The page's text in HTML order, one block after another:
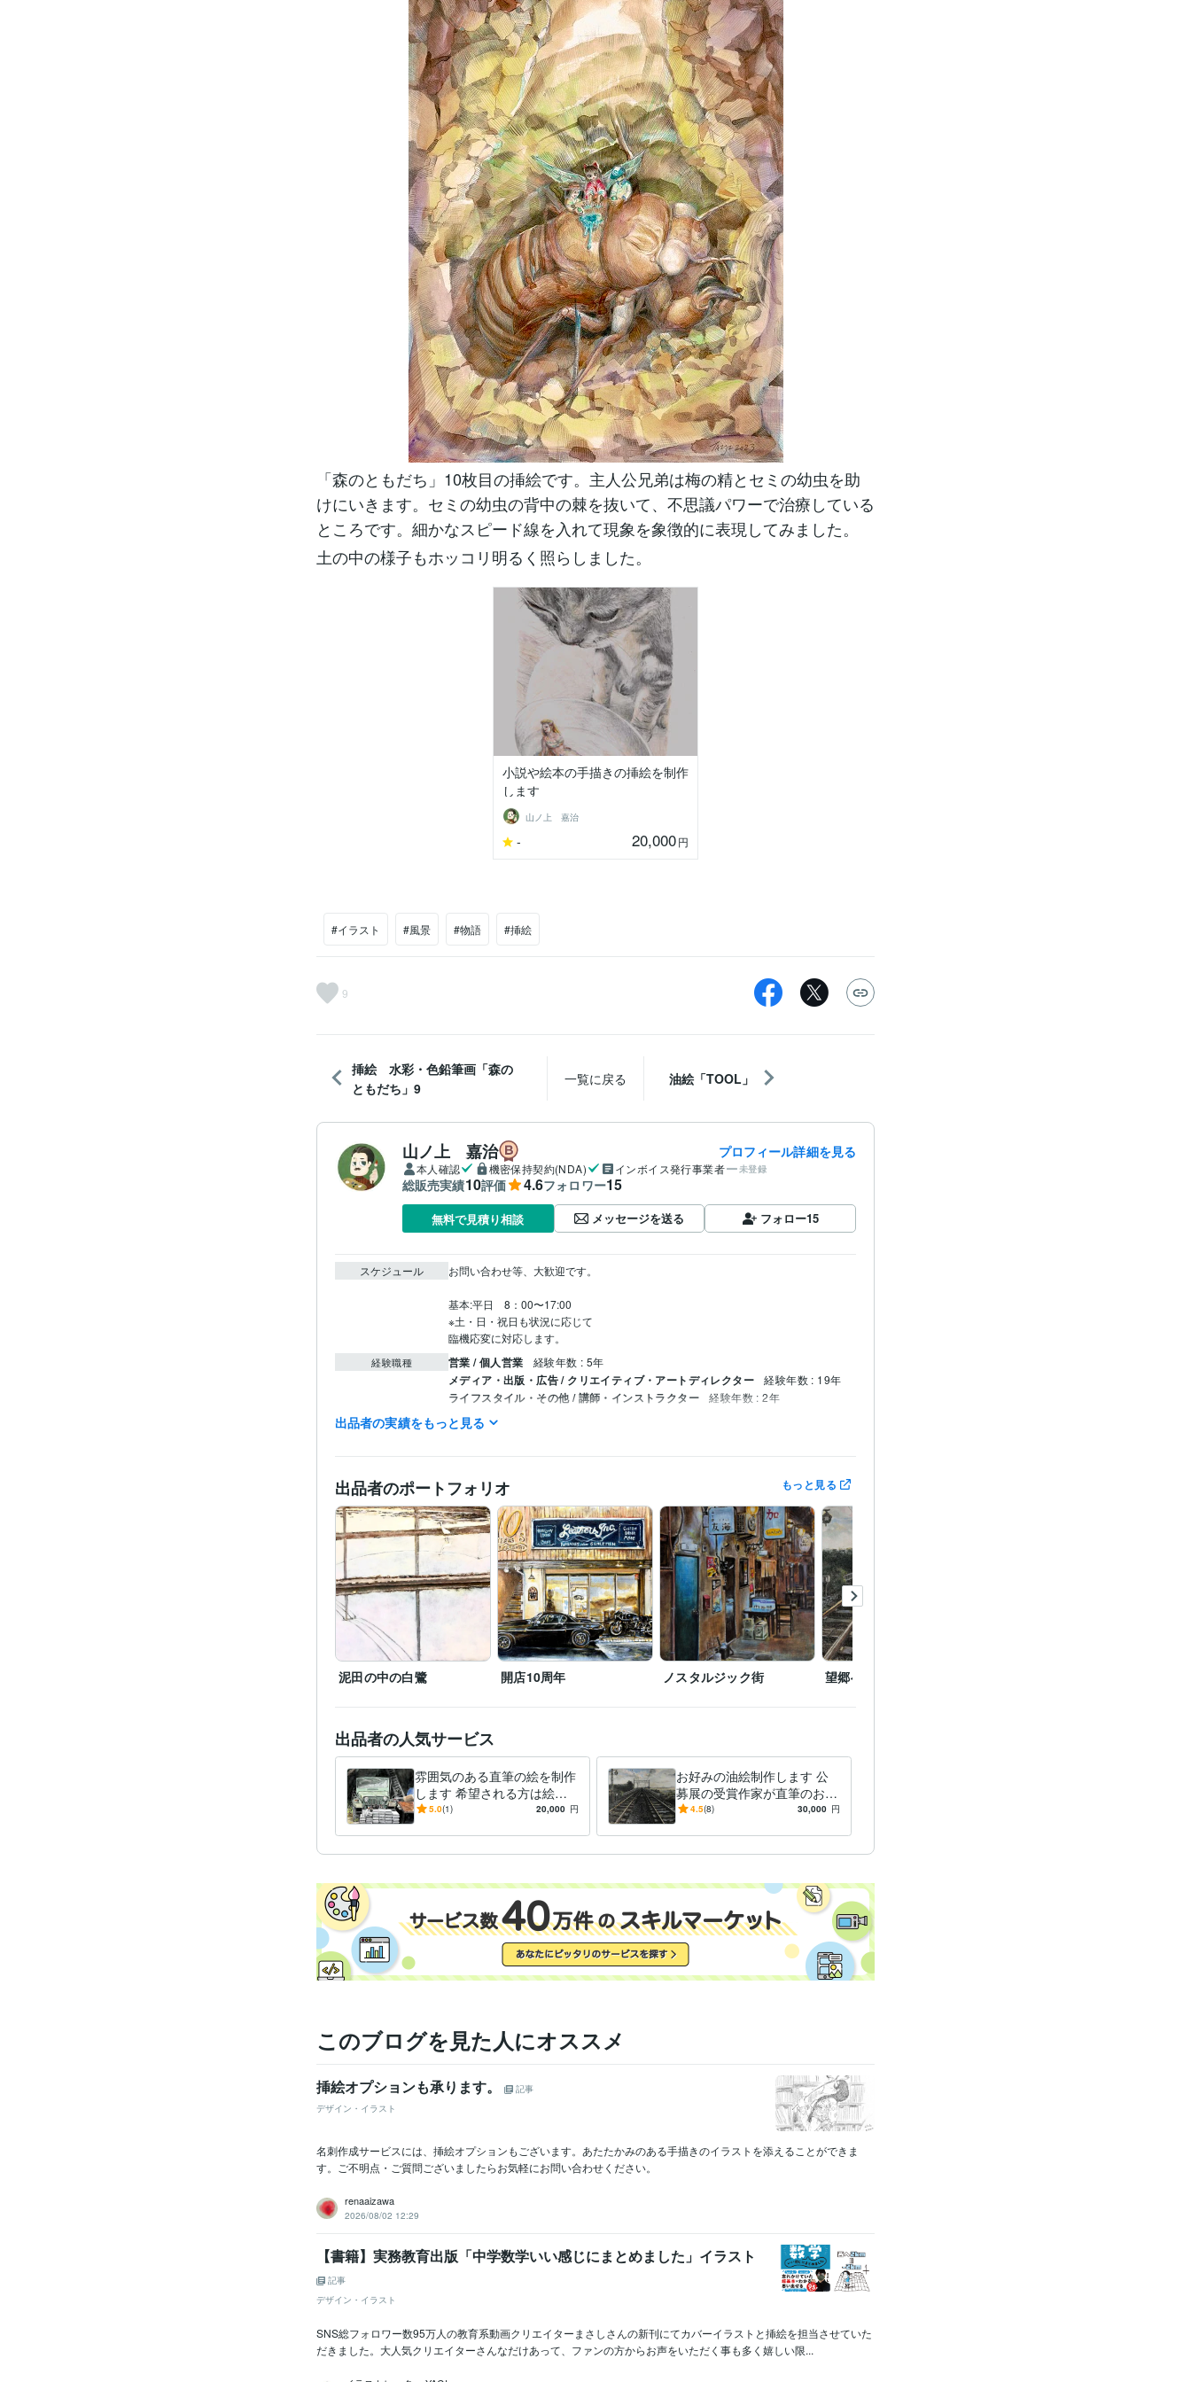
「森のともだち」10枚目の挿絵です。主人公兄弟は梅の精とセミの幼虫を助
けにいきます。セミの幼虫の背中の棘を抜いて、不思議パワーで治療している
ところです。細かなスピード線を入れて現象を象徴的に表現してみました。
土の中の様子もホッコリ明るく照らしました。
小説や絵本の手描きの挿絵を制作
します
山ノ上 嘉治
- 20,000円
#イラスト #風景 #物語 #挿絵
9
挿絵 水彩・色鉛筆画「森の
ともだち」9
一覧に戻る 油絵「TOOL」
山ノ上 嘉治 プロフィール詳細を見る
本人確認 機密保持契約(NDA) インボイス発行事業者 未登録
総販売実績10評価 4.6フォロワー15
無料で見積り相談 メッセージを送る フォロー15
スケジュール お問い合わせ等、大歓迎です。
基本:平日　8：00〜17:00
※土・日・祝日も状況に応じて
臨機応変に対応します。
経験職種 営業 / 個人営業 経験年数 : 5年
メディア・出版・広告 / クリエイティブ・アートディレクター 経験年数 : 19年
ライフスタイル・その他 / 講師・インストラクター 経験年数 : 2年
職歴 YAMANE art club
受賞歴 第40回一陽展　一陽賞 第38回一陽展　奨励賞
第3回
八戸市美術報奨
得意分野 イラスト作成・漫画制作 色鉛筆画 油絵
学歴 東海大学 1986年3月 ~ 1989年2月
出品者の実績をもっと見る
出品者のポートフォリオ もっと見る
泥田の中の白鷺 開店10周年 ノスタルジック街 望郷への道
出品者の人気サービス
雰囲気のある直筆の絵を制作
します 希望される方は絵を
発送いたします。(送料別)
5.0(1) 20,000 円
お好みの油絵制作します 公
募展の受賞作家が直筆のお好
みの油絵を作成します。
4.5(8) 30,000 円
このブログを見た人にオススメ
挿絵オプションも承ります。
記事
デザイン・イラスト
名刺作成サービスには、挿絵オプションもございます。あたたかみのある手描きのイラストを添えることができま
す。ご不明点・ご質問ございましたらお気軽にお問い合わせください。
renaaizawa
2026/08/02 12:29
【書籍】実務教育出版「中学数学いい感じにまとめました」イラスト
記事
デザイン・イラスト
SNS総フォロワー数95万人の教育系動画クリエイターまさしさんの新刊にてカバーイラストと挿絵を担当させていた
だきました。大人気クリエイターさんなだけあって、ファンの方からお声をいただく事も多く嬉しい限...